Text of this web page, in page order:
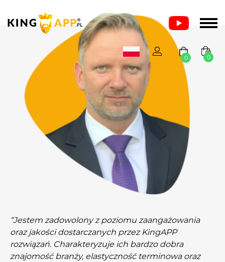
0 0
“Jestem zadowolony z poziomu zaangażowania
oraz jakości dostarczanych przez KingAPP
rozwiązań. Charakteryzuje ich bardzo dobra
znajomość branży, elastyczność terminowa oraz